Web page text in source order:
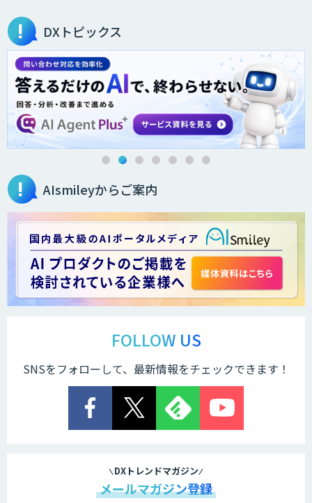
オーダーメイドAI人材育成研修
Brain Plus for Sales
データ分析/AI開発/コンサルティング
Docify（ドシファイ）
Cogent AI Cabinet
DXトピックス
AIsmileyからご案内
FOLLOW US
SNSをフォローして、最新情報をチェックできます！
DXトレンドマガジン
メールマガジン登録